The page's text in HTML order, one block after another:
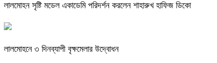
লালমোহন সৃষ্টি মডেল একাডেমি পরিদর্শন করলেন শাহারুখ হাফিজ ডিকো
লালমোহনে ৩ দিনব্যাপী বৃক্ষমেলার উদ্বোধন